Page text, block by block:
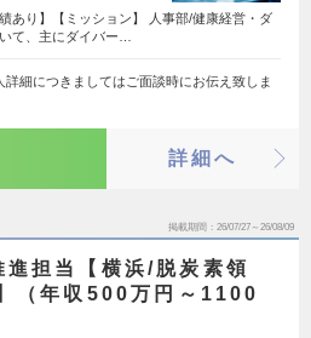
あり】【ミッション】 人事部/健康経営・ダ
て、主にダイバー…
詳細につきましてはご面談時にお伝え致しま
詳細へ
掲載期間 26/07/27～26/08/09
進担当【横浜/脱炭素領
（年収500万円～1100